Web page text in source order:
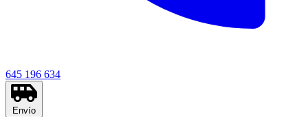
645 196 634
Envío